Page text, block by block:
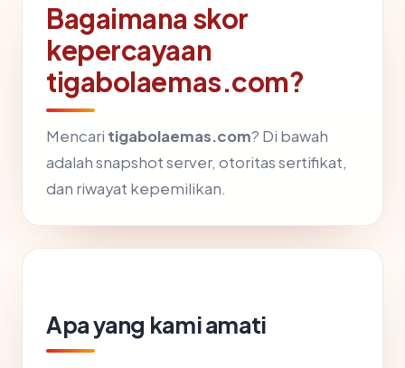
Bagaimana skor
kepercayaan
tigabolaemas.com?
Mencari tigabolaemas.com? Di bawah
adalah snapshot server, otoritas sertifikat,
dan riwayat kepemilikan.
Apa yang kami amati